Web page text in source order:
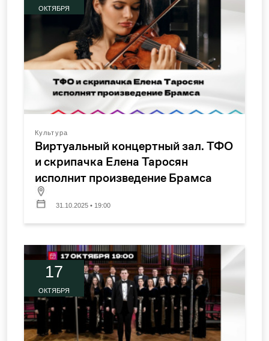
ОКТЯБРЯ
Культура
Виртуальный концертный зал. ТФО
и скрипачка Елена Таросян
исполнит произведение Брамса
31.10.2025 • 19:00
17
ОКТЯБРЯ